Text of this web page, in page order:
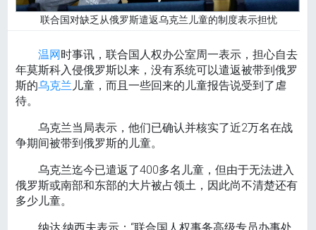
联合国对缺乏从俄罗斯遣返乌克兰儿童的制度表示担忧
温网时事讯，联合国人权办公室周一表示，担心自去
年莫斯科入侵俄罗斯以来，没有系统可以遣返被带到俄罗
斯的乌克兰 儿童，而且一些回来的儿童报告说受到了虐
待。
乌克兰当局表示，他们已确认并核实了近2万名在战
争期间被带到俄罗斯的儿童。
乌克兰迄今已遣返了400多名儿童，但由于无法进入
俄罗斯或南部和东部的大片被占领土，因此尚不清楚还有
多少儿童。